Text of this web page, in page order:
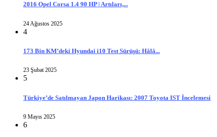
2016 Opel Corsa 1.4 90 HP | Artıları,...
24 Ağustos 2025
4
173 Bin KM’deki Hyundai i10 Test Sürüşü: Hâlâ...
23 Şubat 2025
5
Türkiye’de Satılmayan Japon Harikası: 2007 Toyota IST İncelemesi
9 Mayıs 2025
6